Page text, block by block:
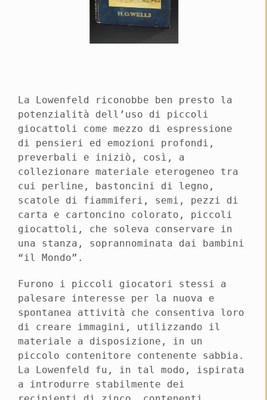
La Lowenfeld riconobbe ben presto la
potenzialità dell’uso di piccoli
giocattoli come mezzo di espressione
di pensieri ed emozioni profondi,
preverbali e iniziò, così, a
collezionare materiale eterogeneo tra
cui perline, bastoncini di legno,
scatole di fiammiferi, semi, pezzi di
carta e cartoncino colorato, piccoli
giocattoli, che soleva conservare in
una stanza, soprannominata dai bambini
“il Mondo”.
Furono i piccoli giocatori stessi a
palesare interesse per la nuova e
spontanea attività che consentiva loro
di creare immagini, utilizzando il
materiale a disposizione, in un
piccolo contenitore contenente sabbia.
La Lowenfeld fu, in tal modo, ispirata
a introdurre stabilmente dei